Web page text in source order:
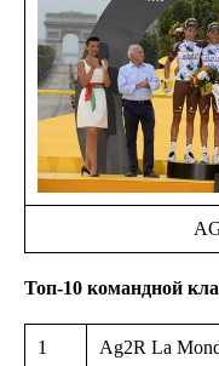
Топ-10 командной
1 Ag2R La